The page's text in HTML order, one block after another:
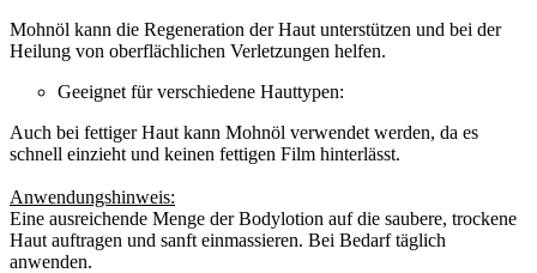
Mohnöl kann die Regeneration der Haut unterstützen und bei der
Heilung von oberflächlichen Verletzungen helfen.
Geeignet für verschiedene Hauttypen:
Auch bei fettiger Haut kann Mohnöl verwendet werden, da es
schnell einzieht und keinen fettigen Film hinterlässt.
Anwendungshinweis:
Eine ausreichende Menge der Bodylotion auf die saubere, trockene
Haut auftragen und sanft einmassieren. Bei Bedarf täglich
anwenden.